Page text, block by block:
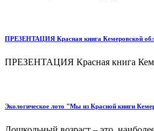
ПРЕЗЕНТАЦИЯ Красная книга Кемеровской
ПРЕЗЕНТАЦИЯ Красная книга
Экологическое лото "Мы из Красной книги